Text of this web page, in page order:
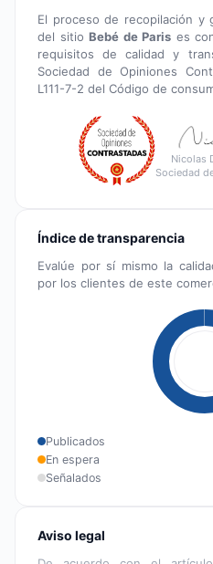
El proceso de recopilación y
del sitio Bebé de Paris es
requisitos de calidad y
Sociedad de Opiniones
L111-7-2 del Código de
Nicolas
Sociedad
Índice de transparencia
Evalúe por sí mismo la
por los clientes de este
Publicados
En espera
Señalados
Aviso legal